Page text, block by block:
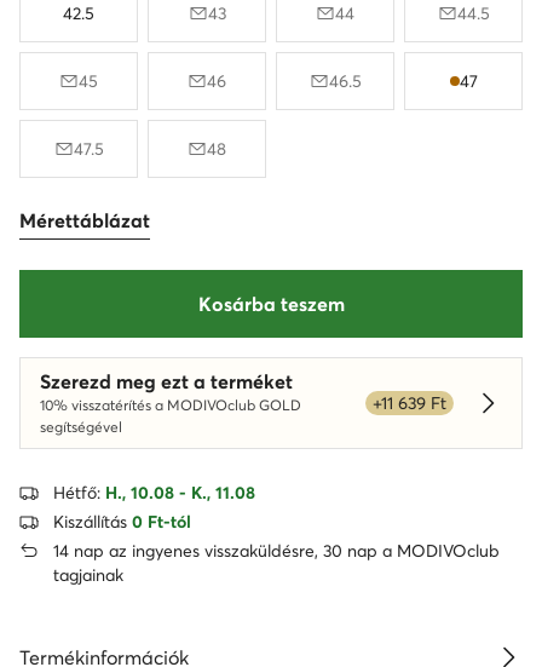
42.5 43 44 44.5
45 46 46.5 47
47.5 48
Mérettáblázat
Kosárba teszem
Szerezd meg ezt a terméket
10% visszatérítés a MODIVOclub GOLD
segítségével
+11 639 Ft
Hétfő: H., 10.08 - K., 11.08
Kiszállítás 0 Ft-tól
14 nap az ingyenes visszaküldésre, 30 nap a MODIVOclub
tagjainak
Termékinformációk